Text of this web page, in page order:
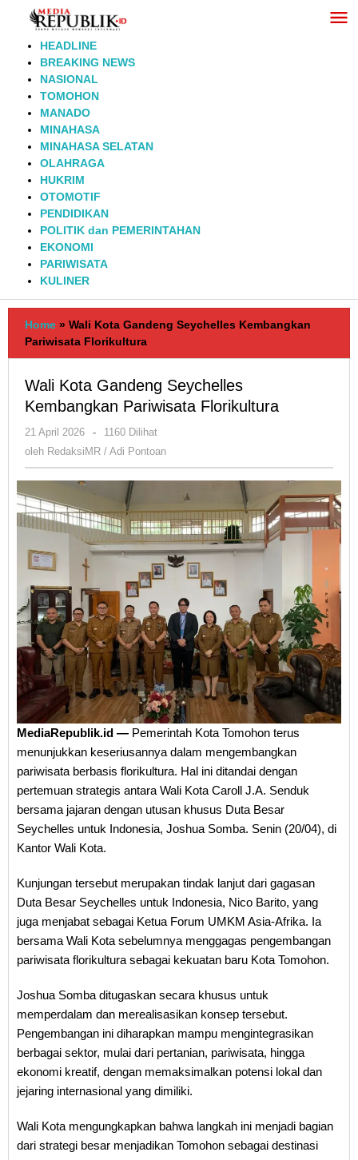
Lewati
HEADLINE
BREAKING NEWS
NASIONAL
TOMOHON
MANADO
MINAHASA
MINAHASA SELATAN
OLAHRAGA
HUKRIM
OTOMOTIF
PENDIDIKAN
POLITIK dan PEMERINTAHAN
EKONOMI
PARIWISATA
KULINER
Home » Wali Kota Gandeng Seychelles Kembangkan
Pariwisata Florikultura
Wali Kota Gandeng Seychelles
Kembangkan Pariwisata Florikultura
21 April 2026
oleh
RedaksiMR
Pontoan
-
1160 Dilihat
oleh RedaksiMR / Adi Pontoan
MediaRepublik.id — Pemerintah Kota Tomohon terus
menunjukkan keseriusannya dalam mengembangkan
pariwisata berbasis florikultura. Hal ini ditandai dengan
pertemuan strategis antara Wali Kota Caroll J.A. Senduk
bersama jajaran dengan utusan khusus Duta Besar
Seychelles untuk Indonesia, Joshua Somba. Senin (20/04), di
Kantor Wali Kota.
Kunjungan tersebut merupakan tindak lanjut dari gagasan
Duta Besar Seychelles untuk Indonesia, Nico Barito, yang
juga menjabat sebagai Ketua Forum UMKM Asia-Afrika. Ia
bersama Wali Kota sebelumnya menggagas pengembangan
pariwisata florikultura sebagai kekuatan baru Kota Tomohon.
Joshua Somba ditugaskan secara khusus untuk
memperdalam dan merealisasikan konsep tersebut.
Pengembangan ini diharapkan mampu mengintegrasikan
berbagai sektor, mulai dari pertanian, pariwisata, hingga
ekonomi kreatif, dengan memaksimalkan potensi lokal dan
jejaring internasional yang dimiliki.
Wali Kota mengungkapkan bahwa langkah ini menjadi bagian
dari strategi besar menjadikan Tomohon sebagai destinasi